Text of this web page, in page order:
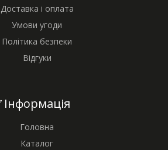
Доставка і оплата
Умови угоди
Політика безпеки
Відгуки
Інформація
Головна
Каталог